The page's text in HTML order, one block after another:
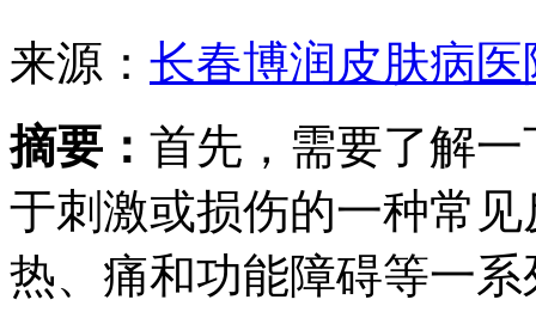
来源： 长春博润皮肤病医
摘要： 首先，需要了解
于刺激或损伤的一种常
热、痛和功能障碍等一